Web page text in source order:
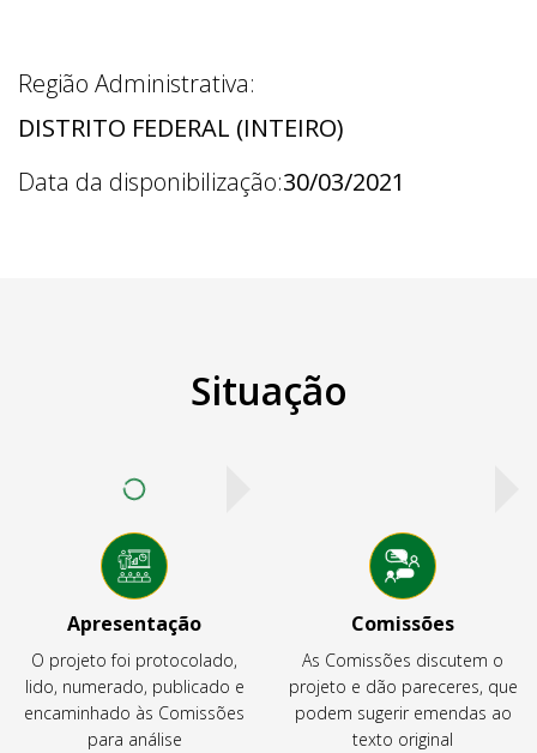
Região Administrativa:
DISTRITO FEDERAL (INTEIRO)
Data da disponibilização:30/03/2021
Situação
Apresentação
O projeto foi protocolado,
lido, numerado, publicado e
encaminhado às Comissões
para análise
Comissões
As Comissões discutem o
projeto e dão pareceres, que
podem sugerir emendas ao
texto original